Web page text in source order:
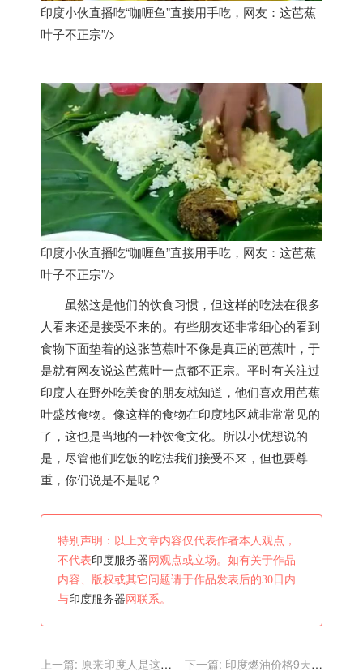
印度小伙直播吃“咖喱鱼”直接用手吃，网友：这芭蕉
叶子不正宗”/>
印度小伙直播吃“咖喱鱼”直接用手吃，网友：这芭蕉
叶子不正宗”/>
虽然这是他们的饮食习惯，但这样的吃法在很多
人看来还是接受不来的。有些朋友还非常细心的看到
食物下面垫着的这张芭蕉叶不像是真正的芭蕉叶，于
是就有网友说这芭蕉叶一点都不正宗。平时有关注过
印度人在野外吃美食的朋友就知道，他们喜欢用芭蕉
叶盛放食物。像这样的食物在印度地区就非常常见的
了，这也是当地的一种饮食文化。所以小优想说的
是，尽管他们吃饭的吃法我们接受不来，但也要尊
重，你们说是不是呢？
特别声明：以上文章内容仅代表作者本人观点，
不代表印度服务器 网观点或立场。如有关于作品
内容、版权或其它问题请于作品发表后的30日内
与印度服务器 网联系。
上一篇: 原来印度人是这样 下一篇: 印度燃油价格9天内